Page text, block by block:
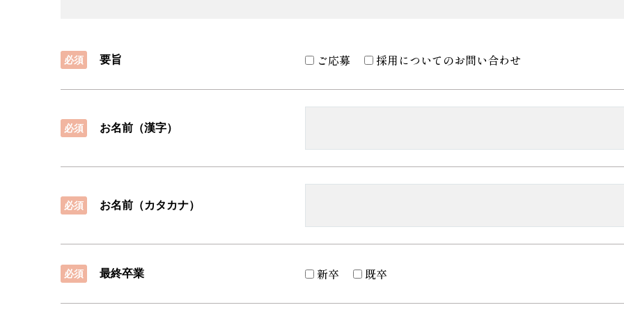
・法令に基づく場合を除いて、ご本人様の同意なく当個人情報を第三者に提供することはありません。
＜委託＞
な監督を行います。
・当個人情報の利用目的の通知、開示、内容の訂正・追加または削除、利用の停止・消去および第三者への提
けております。開示等の求めは、以下の「個人情報苦情及び相談窓口」で受け付けます。
＜個人情報をご入力するにあたっての注意事項＞
必須 要旨 ご応募 採用についてのお問い合わせ
必須 お名前（漢字）
必須 お名前（カタカナ）
必須 最終卒業 新卒 既卒